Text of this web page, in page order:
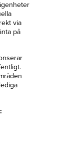
via
på